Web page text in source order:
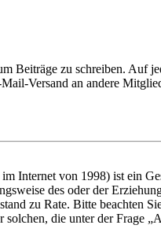
Beiträge zu schreiben. Auf
Versand an andere
Internet von 1998) ist ein
des oder der
zu Rate. Bitte beachten
die unter der Frage